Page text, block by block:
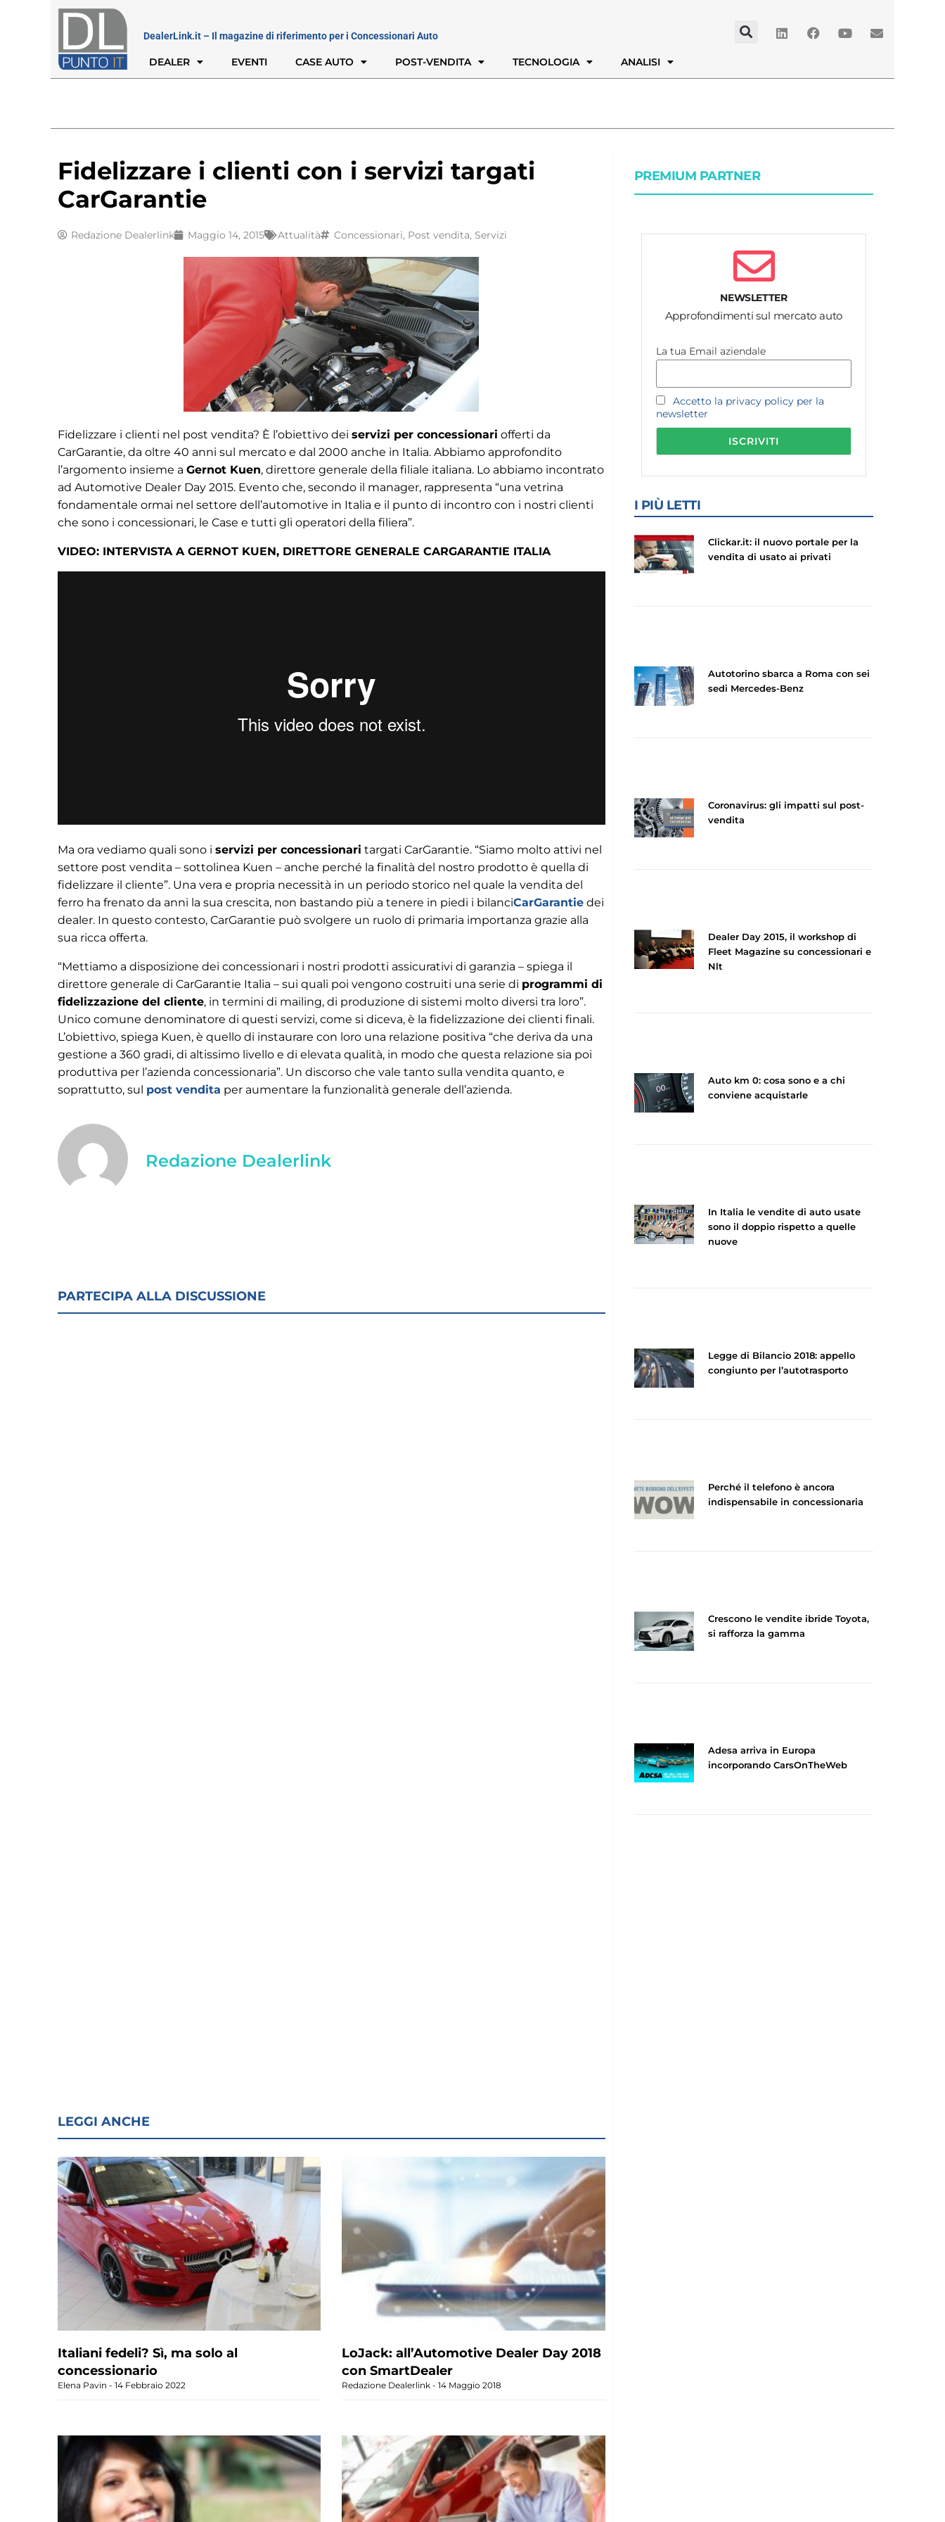
DealerLink.it – Il magazine di riferimento per i Concessionari Auto
DEALER EVENTI CASE AUTO POST-VENDITA TECNOLOGIA ANALISI
Fidelizzare i clienti con i servizi targati
CarGarantie
Redazione Dealerlink Maggio 14, 2015 Attualità Concessionari, Post vendita, Servizi
Fidelizzare i clienti nel post vendita? È l’obiettivo dei servizi per concessionari offerti da
CarGarantie, da oltre 40 anni sul mercato e dal 2000 anche in Italia. Abbiamo approfondito
l’argomento insieme a Gernot Kuen, direttore generale della filiale italiana. Lo abbiamo incontrato
ad Automotive Dealer Day 2015. Evento che, secondo il manager, rappresenta “una vetrina
fondamentale ormai nel settore dell’automotive in Italia e il punto di incontro con i nostri clienti
che sono i concessionari, le Case e tutti gli operatori della filiera”.
VIDEO: INTERVISTA A GERNOT KUEN, DIRETTORE GENERALE CARGARANTIE ITALIA
Ma ora vediamo quali sono i servizi per concessionari targati CarGarantie. “Siamo molto attivi nel
settore post vendita – sottolinea Kuen – anche perché la finalità del nostro prodotto è quella di
fidelizzare il cliente”. Una vera e propria necessità in un periodo storico nel quale la vendita del
ferro ha frenato da anni la sua crescita, non bastando più a tenere in piedi i bilanciCarGarantie dei
dealer. In questo contesto, CarGarantie può svolgere un ruolo di primaria importanza grazie alla
sua ricca offerta.
“Mettiamo a disposizione dei concessionari i nostri prodotti assicurativi di garanzia – spiega il
direttore generale di CarGarantie Italia – sui quali poi vengono costruiti una serie di programmi di
fidelizzazione del cliente, in termini di mailing, di produzione di sistemi molto diversi tra loro”.
Unico comune denominatore di questi servizi, come si diceva, è la fidelizzazione dei clienti finali.
L’obiettivo, spiega Kuen, è quello di instaurare con loro una relazione positiva “che deriva da una
gestione a 360 gradi, di altissimo livello e di elevata qualità, in modo che questa relazione sia poi
produttiva per l’azienda concessionaria”. Un discorso che vale tanto sulla vendita quanto, e
soprattutto, sul post vendita per aumentare la funzionalità generale dell’azienda.
Redazione Dealerlink
PARTECIPA ALLA DISCUSSIONE
LEGGI ANCHE
Italiani fedeli? Sì, ma solo al
concessionario
Elena Pavin 14 Febbraio 2022
LoJack: all’Automotive Dealer Day 2018
con SmartDealer
Redazione Dealerlink 14 Maggio 2018
PREMIUM PARTNER
NEWSLETTER
Approfondimenti sul mercato auto
La tua Email aziendale
Accetto la privacy policy per la
newsletter
I PIÙ LETTI
Clickar.it: il nuovo portale per la
vendita di usato ai privati
Autotorino sbarca a Roma con sei
sedi Mercedes-Benz
Coronavirus: gli impatti sul post-
vendita
Dealer Day 2015, il workshop di
Fleet Magazine su concessionari e
Nlt
Auto km 0: cosa sono e a chi
conviene acquistarle
In Italia le vendite di auto usate
sono il doppio rispetto a quelle
nuove
Legge di Bilancio 2018: appello
congiunto per l’autotrasporto
Perché il telefono è ancora
indispensabile in concessionaria
Crescono le vendite ibride Toyota,
si rafforza la gamma
Adesa arriva in Europa
incorporando CarsOnTheWeb